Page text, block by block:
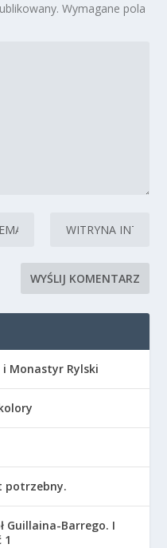
Wymagane pola
i Monastyr Rylski
potrzebny.
Guillaina-Barrego. I
1